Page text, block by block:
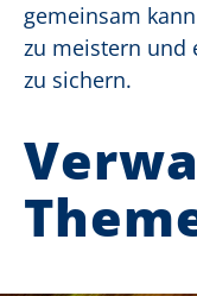
gemeinsam
zu meistern und
zu sichern.